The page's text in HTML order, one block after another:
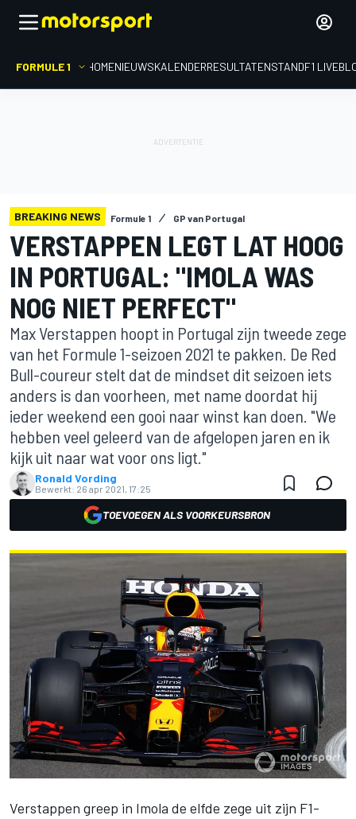
FORMULE 1 HOMENIEUWSKALENDERRESULTATENSTANDF1
BREAKING NEWS Formule 1 GP van Portugal
VERSTAPPEN LEGT LAT HOOG
IN PORTUGAL: "IMOLA WAS
NOG NIET PERFECT"
Max Verstappen hoopt in Portugal zijn tweede zege
van het Formule 1-seizoen 2021 te pakken. De Red
Bull-coureur stelt dat de mindset dit seizoen iets
anders is dan voorheen, met name doordat hij
ieder weekend een gooi naar winst kan doen. "We
hebben veel geleerd van de afgelopen jaren en ik
kijk uit naar wat voor ons ligt."
Ronald Vording
Bewerkt: 26 apr 2021, 17:25
TOEVOEGEN ALS VOORKEURSBRON
Verstappen greep in Imola de elfde zege uit zijn F1-